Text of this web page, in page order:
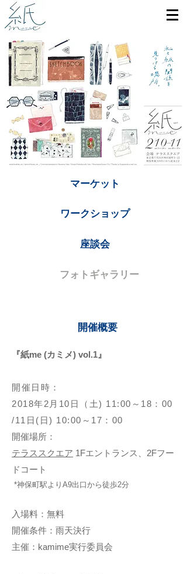
​開催概要
『紙me (カミメ) vol.1』
開催日時：
2018年2月10日（土) 11:00～18：00​
/11日(日) 10:00～17：00
開催場所：
テラススクエア 1Fエントランス、2Fフー
ドコート
*神保町駅よりA9出口から徒歩2分
入場料：無料
開催条件：雨天決行
主催：kamime実行委員会
マーケット
ワークショップ
座談会
フォトギャラリー